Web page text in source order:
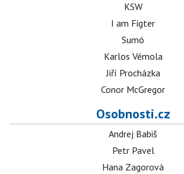
KSW
I am Figter
Sumó
Karlos Vémola
Jiří Procházka
Conor McGregor
Osobnosti.cz
Andrej Babiš
Petr Pavel
Hana Zagorová